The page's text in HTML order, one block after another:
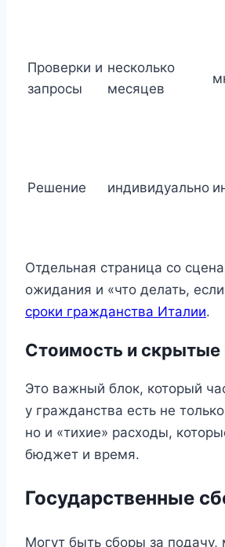
Проверки и
запросы
несколько
месяцев
Решение индивидуально
Отдельная страница со
ожидания и «что делать,
сроки гражданства Италии.
Стоимость и
Это важный блок, который
у гражданства есть не
но и «тихие» расходы,
бюджет и время.
Государственные
Могут быть сборы за